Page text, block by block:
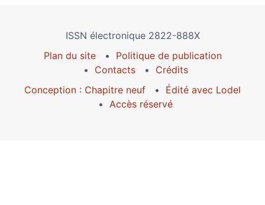
ISSN électronique 2822-888X
Plan du site
Politique de publication
Contacts
Crédits
Conception : Chapitre neuf
Édité avec Lodel
Accès réservé